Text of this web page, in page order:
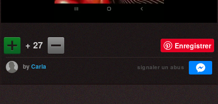
+ 27 Enregistrer
byCarla signaler un abus